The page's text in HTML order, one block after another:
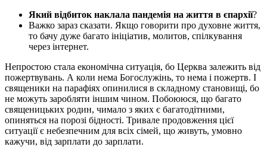
Який відбиток наклала пандемія на життя в єпархії?
Важко зараз сказати. Якщо говорити про духовне життя,
то бачу дуже багато ініціатив, молитов, спілкування
через інтернет.
Непростою стала економічна ситуація, бо Церква залежить від
пожертвувань. А коли нема Богослужінь, то нема і пожертв. І
священики на парафіях опинилися в складному становищі, бо
не можуть заробляти іншим чином. Побоююся, що багато
священицьких родин, чимало з яких є багатодітними,
опиняться на порозі бідності. Тривале продовження цієї
ситуації є небезпечним для всіх сімей, що живуть, умовно
кажучи, від зарплати до зарплати.